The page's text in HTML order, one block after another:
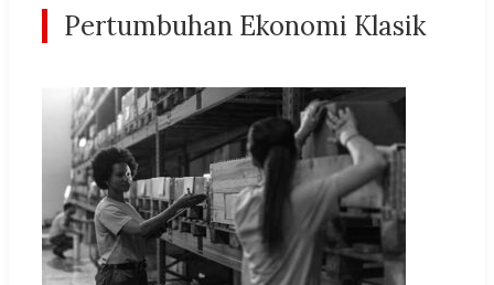
Pertumbuhan Ekonomi Klasik